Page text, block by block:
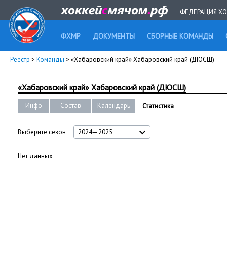
ФЕДЕРАЦИЯ
ФХМР ДОКУМЕНТЫ СБОРНЫЕ КОМАНДЫ
Реестр > Команды > «Хабаровский край» Хабаровский край (ДЮСШ)
«Хабаровский край» Хабаровский край (ДЮСШ)
Инфо Состав Календарь Статистика
Выберите сезон 2024—2025
Нет данных